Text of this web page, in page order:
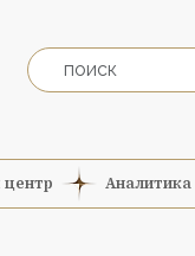
Аналитика